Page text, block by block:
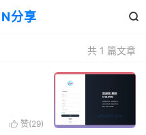
分享 
共 1 篇文章
 赞(29)